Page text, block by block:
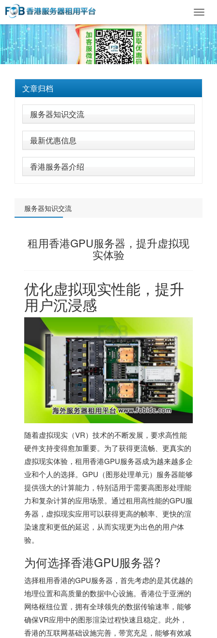
文章归档
服务器知识交流
最新优惠信息
香港服务器介绍
服务器知识交流
租用香港GPU服务器，提升虚拟现
实体验
优化虚拟现实性能，提升
用户沉浸感
随着虚拟现实（VR）技术的不断发展，要求高性能
硬件支持变得愈加重要。为了获得更流畅、更真实的
虚拟现实体验，租用香港GPU服务器成为越来越多企
业和个人的选择。GPU（图形处理单元）服务器能够
提供强大的计算能力，特别适用于需要高图形处理能
力和复杂计算的应用场景。通过租用高性能的GPU服
务器，虚拟现实应用可以获得更高的帧率、更快的渲
染速度和更低的延迟，从而实现更为出色的用户体
验。
为何选择香港GPU服务器?
选择租用香港的GPU服务器，首先考虑的是其优越的
地理位置和高质量的数据中心设施。香港位于亚洲的
网络枢纽位置，拥有全球领先的数据传输速率，能够
确保VR应用中的图形渲染过程快速且稳定。此外，
香港的互联网基础设施完善，带宽充足，能够有效减